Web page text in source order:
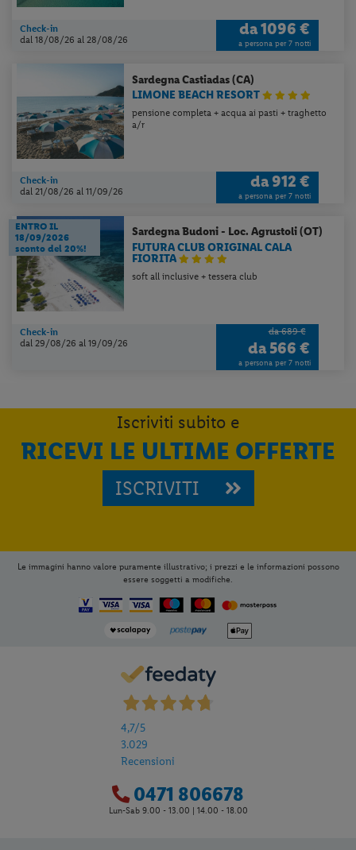
soft all inclusive + Tessera Club + traghetto a/r
Check-in
dal 22/08/26
al 19/09/26
da738 €
a persona per 7 notti
Altri suggerimenti per te
pensione completa + bevande ai pasti +
Check-in
dal 18/08/26al 28/08/26
da1096 €
a persona per 7 notti
FUTURA CLUB ORIGINAL CALA
soft all inclusive + tessera club
18/09/2026
sconto del 20%!
dal 29/08/26al 19/09/26 da566 €
a persona per 7 notti
Iscriviti subito e
RICEVI LE ULTIME OFFERTE
ISCRIVITI
essere soggetti a modifiche.